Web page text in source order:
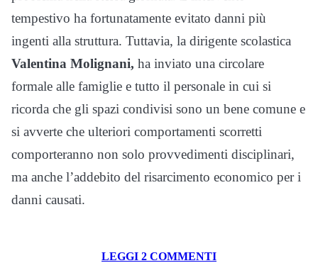
tempestivo ha fortunatamente evitato danni più
ingenti alla struttura. Tuttavia, la dirigente scolastica
Valentina Molignani, ha inviato una circolare
formale alle famiglie e tutto il personale in cui si
ricorda che gli spazi condivisi sono un bene comune e
si avverte che ulteriori comportamenti scorretti
comporteranno non solo provvedimenti disciplinari,
ma anche l’addebito del risarcimento economico per i
danni causati.
LEGGI 2 COMMENTI